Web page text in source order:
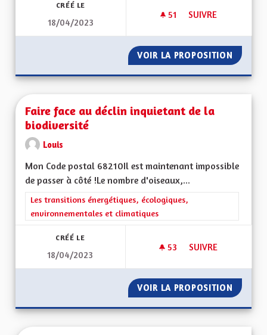
CRÉÉ LE
18/04/2023
51 51 ABONNÉS
SUIVRE
VOIR LA PROPOSITION
Faire face au déclin inquietant de la
biodiversité
Louis
Mon Code postal 68210Il est maintenant impossible
de passer à côté !Le nombre d'oiseaux,...
Filtrer les résultats de la catégorie : Les transitions
Les transitions énergétiques, écologiques,
environnementales et climatiques
CRÉÉ LE
18/04/2023
53 53 ABONNÉS
SUIVRE
VOIR LA PROPOSITION FAIRE